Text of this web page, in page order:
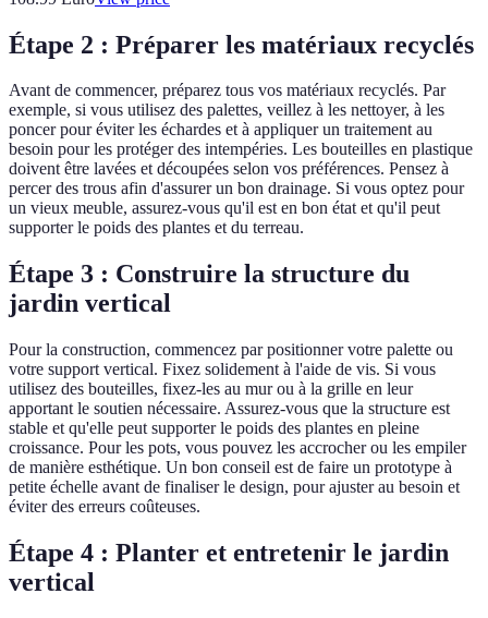
Étape 2 : Préparer les matériaux recyclés
Avant de commencer, préparez tous vos matériaux recyclés. Par
exemple, si vous utilisez des palettes, veillez à les nettoyer, à les
poncer pour éviter les échardes et à appliquer un traitement au
besoin pour les protéger des intempéries. Les bouteilles en plastique
doivent être lavées et découpées selon vos préférences. Pensez à
percer des trous afin d'assurer un bon drainage. Si vous optez pour
un vieux meuble, assurez-vous qu'il est en bon état et qu'il peut
supporter le poids des plantes et du terreau.
Étape 3 : Construire la structure du
jardin vertical
Pour la construction, commencez par positionner votre palette ou
votre support vertical. Fixez solidement à l'aide de vis. Si vous
utilisez des bouteilles, fixez-les au mur ou à la grille en leur
apportant le soutien nécessaire. Assurez-vous que la structure est
stable et qu'elle peut supporter le poids des plantes en pleine
croissance. Pour les pots, vous pouvez les accrocher ou les empiler
de manière esthétique. Un bon conseil est de faire un prototype à
petite échelle avant de finaliser le design, pour ajuster au besoin et
éviter des erreurs coûteuses.
Étape 4 : Planter et entretenir le jardin
vertical